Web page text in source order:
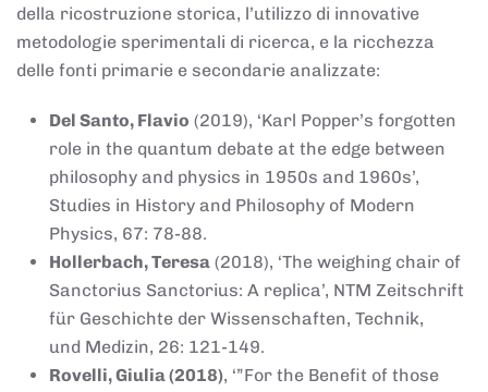
della ricostruzione storica, l’utilizzo di innovative
metodologie sperimentali di ricerca, e la ricchezza
delle fonti primarie e secondarie analizzate:
Del Santo, Flavio (2019), ‘Karl Popper’s forgotten
role in the quantum debate at the edge between
philosophy and physics in 1950s and 1960s’,
Studies in History and Philosophy of Modern
Physics, 67: 78-88.
Hollerbach, Teresa (2018), ‘The weighing chair of
Sanctorius Sanctorius: A replica’, NTM Zeitschrift
für Geschichte der Wissenschaften, Technik,
und Medizin, 26: 121-149.
Rovelli, Giulia (2018), ‘”For the Benefit of those